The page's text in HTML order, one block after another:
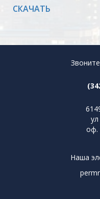
СКАЧАТЬ
оф.
Наша